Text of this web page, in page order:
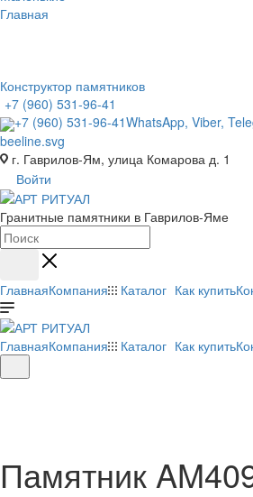
Главная
Конструктор памятников
+7 (960) 531-96-41
+7 (960) 531-96-41WhatsApp, Viber,
г. Гаврилов-Ям, улица Комарова д. 1
Войти
Гранитные памятники в Гаврилов-Яме
ГлавнаяКомпания Каталог Как купить
ГлавнаяКомпания Каталог Как купить
Памятник